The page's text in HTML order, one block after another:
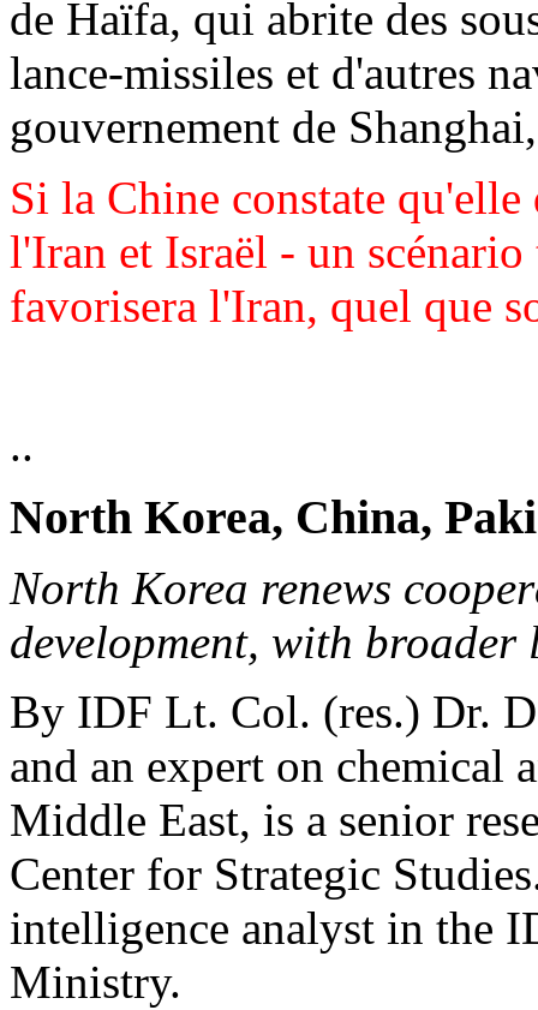
de Haïfa, qui abrite des
lance-missiles et d'autres
gouvernement de
Si la Chine constate
l'Iran et Israël - un
favorisera l'Iran, quel que
..
North Korea, China,
North Korea renews
development, with
By IDF Lt. Col. (res.) Dr.
and an expert on chemical
Middle East, is a senior
Center for Strategic
intelligence analyst in the
Ministry.